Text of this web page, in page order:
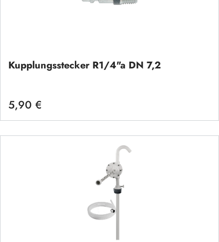
Kupplungsstecker R1/4"a DN 7,2
Regulärer Preis:
5,90 €